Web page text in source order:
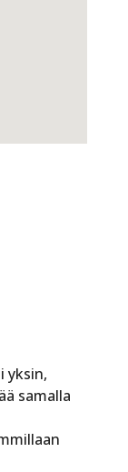
yksin,
samalla